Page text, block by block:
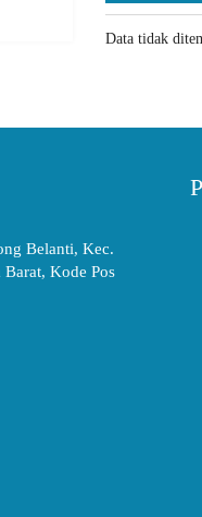
Data tidak
Belanti, Kec.
Barat, Kode Pos